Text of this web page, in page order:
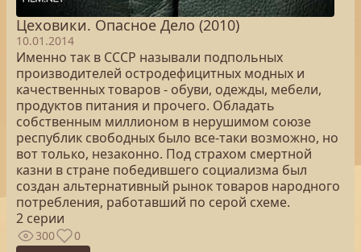
Цеховики. Опасное Дело (2010)
10.01.2014
Именно так в СССР называли подпольных
производителей остродефицитных модных и
качественных товаров - обуви, одежды, мебели,
продуктов питания и прочего. Обладать
собственным миллионом в нерушимом союзе
республик свободных было все-таки возможно, но
вот только, незаконно. Под страхом смертной
казни в стране победившего социализма был
создан альтернативный рынок товаров народного
потребления, работавший по серой схеме.
2 серии
300 0